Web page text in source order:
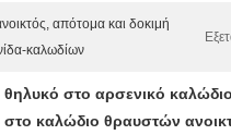
απότομα και δοκιμή
καλωδίων
θηλυκό στο αρσενικό
στο καλώδιο θραυστών